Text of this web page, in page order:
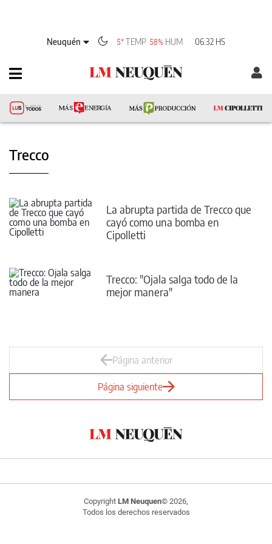
Neuquén 5°TEMP 58% HUM 06:32 HS
Trecco
La abrupta partida de Trecco que
cayó como una bomba en
Cipolletti
Trecco: "Ojala salga todo de la
mejor manera"
Página anterior
Página siguiente
Copyright LM Neuquen© 2026,
Todos los derechos reservados